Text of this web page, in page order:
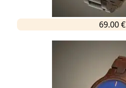
69.00 €